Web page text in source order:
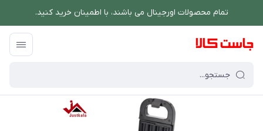
تمام محصولات اورجینال می باشند، با اطمینان خرید کنید.
فروشگاه اینترنتی جاست کالا